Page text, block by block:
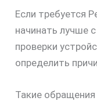
Если требуется
начинать лучше
проверки
определить
Такие